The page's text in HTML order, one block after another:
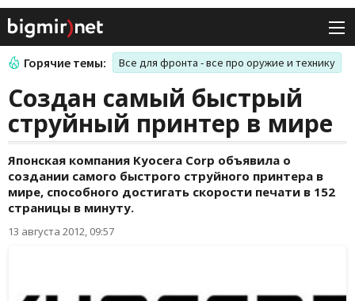
Горячие темы: Все для фронта - все про оружие и технику
Создан самый быстрый
струйный принтер в мире
Японская компания Kyocera Corp объявила о
создании самого быстрого струйного принтера в
мире, способного достигать скорости печати в 152
страницы в минуту.
13 августа 2012, 09:57